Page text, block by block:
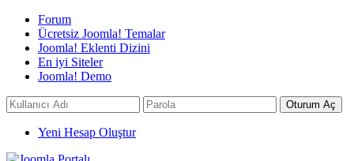
Forum
Ücretsiz Joomla! Temalar
Joomla! Eklenti Dizini
En iyi Siteler
Joomla! Demo
Yeni Hesap Oluştur